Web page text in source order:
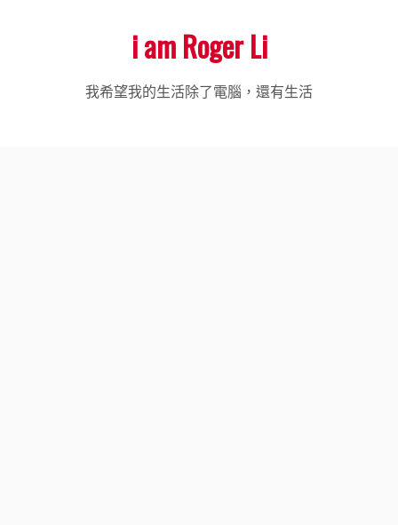
i am Roger Li
我希望我的生活除了電腦，還有生活